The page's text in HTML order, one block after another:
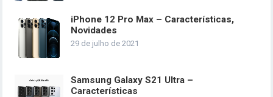
iPhone 12 Pro Max – Características,
Novidades
29 de julho de 2021
Samsung Galaxy S21 Ultra –
Características